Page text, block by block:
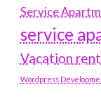
Service
service
Vacation
Wordpress